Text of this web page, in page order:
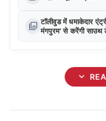
photo_library टॉलीवुड में धमाकेदार
मंगपुरम' से करेंगी साउथ
expand_more